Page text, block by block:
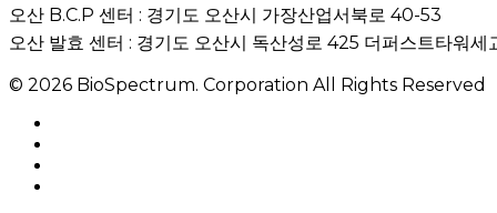
오산 B.C.P 센터 : 경기도 오산시 가장산업서북로 40-53
오산 발효 센터 : 경기도 오산시 독산성로 425 더퍼스트타워세
© 2026 BioSpectrum. Corporation All Rights Reserved